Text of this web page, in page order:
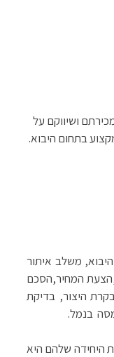
ושיווקם על
בתחום היבוא.
משלב איתור
המחיר,הסכם
היצור, בדיקת
בנמל.
היחידה שלהם היא